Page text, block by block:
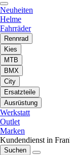
Neuheiten
Helme
Fahrräder
Rennrad
Kies
MTB
BMX
City
Ersatzteile
Ausrüstung
Werkstatt
Outlet
Marken
Kundendienst in
Suchen